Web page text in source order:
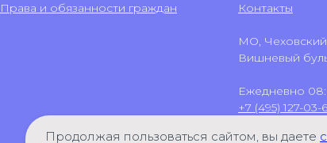
Продолжая пользоваться сайтом, вы даете
Права и обязанности граждан
Контакты
МО, Чеховский
Вишневый
Ежедневно
+7 (495) 127-03-